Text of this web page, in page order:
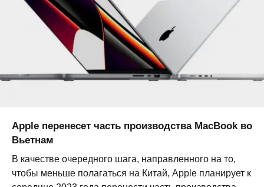
Apple перенесет часть производства MacBook во
Вьетнам
В качестве очередного шага, направленного на то,
чтобы меньше полагаться на Китай, Apple планирует к